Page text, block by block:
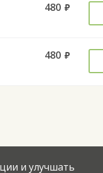
480 руб.
480 руб.
и улучшать